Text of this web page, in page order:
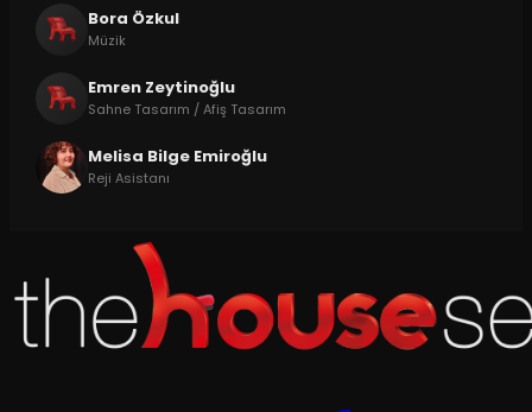
Bora Özkul
Müzik
Emren Zeytinoğlu
Sahne Tasarım / Afiş Tasarım
Melisa Bilge Emiroğlu
Reji Asistanı